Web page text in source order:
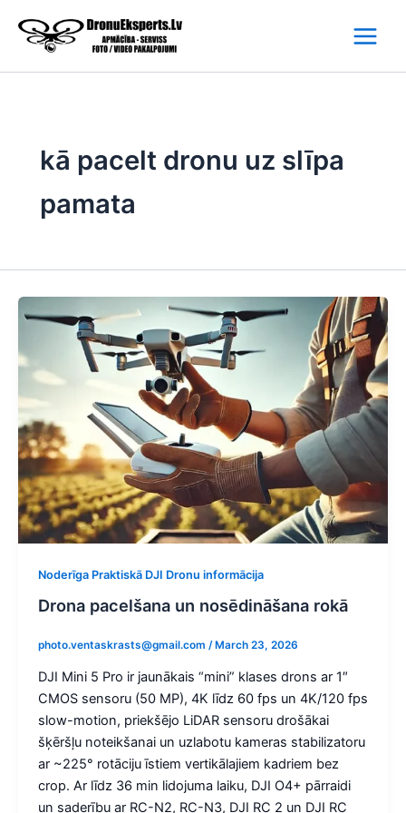
content
kā pacelt dronu uz slīpa
pamata
Noderīga Praktiskā DJI Dronu informācija
Drona pacelšana un nosēdināšana rokā
photo.ventaskrasts@gmail.com / March 23, 2026
DJI Mini 5 Pro ir jaunākais “mini” klases drons ar 1″
CMOS sensoru (50 MP), 4K līdz 60 fps un 4K/120 fps
slow-motion, priekšējo LiDAR sensoru drošākai
šķēršļu noteikšanai un uzlabotu kameras stabilizatoru
ar ~225° rotāciju īstiem vertikālajiem kadriem bez
crop. Ar līdz 36 min lidojuma laiku, DJI O4+ pārraidi
un saderību ar RC-N2, RC-N3, DJI RC 2 un DJI RC